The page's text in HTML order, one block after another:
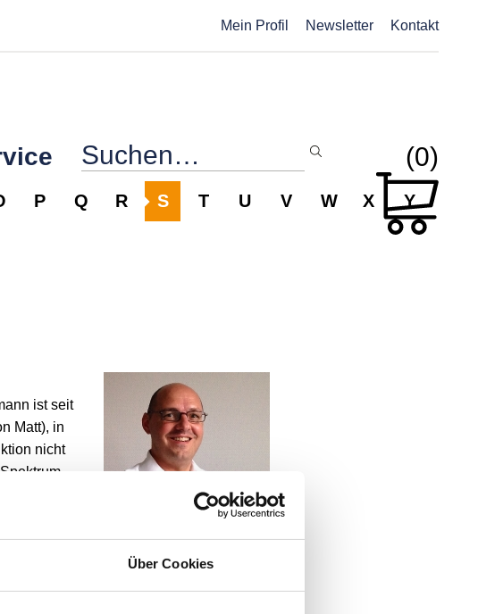
Über Cookies
Mein Profil Newsletter Kontakt
(0)
P Q R S T U V W X Y
ist seit
Matt), in
nicht
stets
betreut